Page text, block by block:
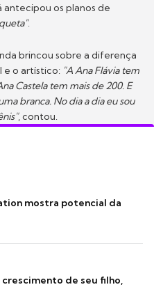
os planos de
.
brincou sobre a diferença
e o artístico: "A Ana Flávia tem
Castela tem mais de 200. E
branca. No dia a dia eu sou
, contou.
mostra potencial da
de seu filho,